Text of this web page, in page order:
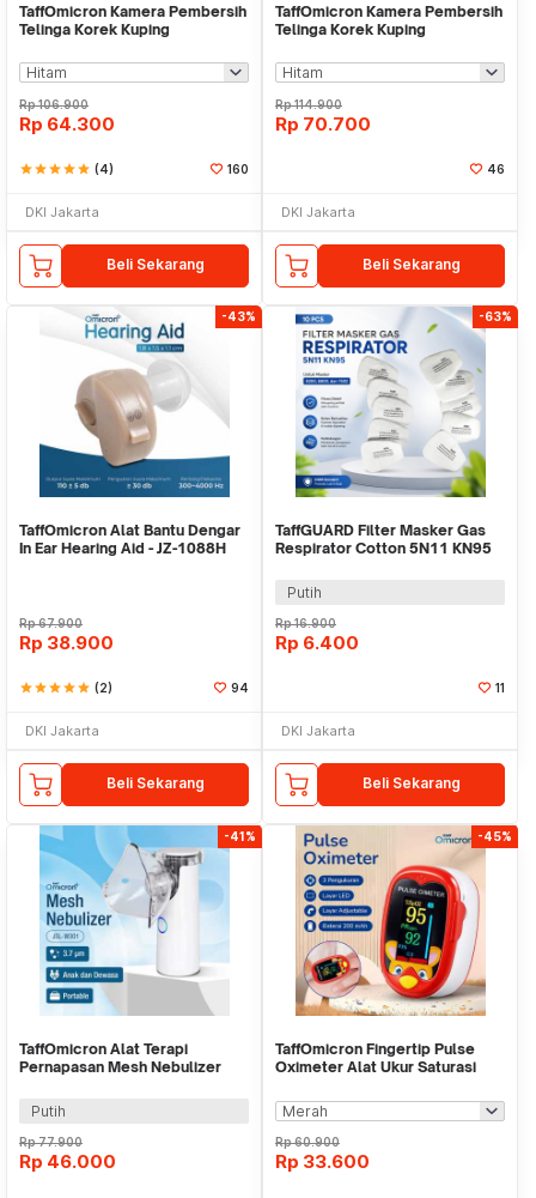
TaffOmicron Kamera Pembersih
Telinga Korek Kuping
Rp106.900
Rp 64.300
starstarstarstarstar (4) 160
DKI Jakarta
Beli Sekarang
TaffOmicron Kamera Pembersih
Telinga Korek Kuping
Rp114.900
Rp 70.700
46
DKI Jakarta
Beli Sekarang
-43%
TaffOmicron Alat Bantu Dengar
In Ear Hearing Aid - JZ-1088H
Rp67.900
Rp 38.900
starstarstarstarstar (2) 94
DKI Jakarta
Beli Sekarang
-63%
TaffGUARD Filter Masker Gas
Respirator Cotton 5N11 KN95
Putih
Rp16.900
Rp 6.400
11
DKI Jakarta
Beli Sekarang
-41%
TaffOmicron Alat Terapi
Pernapasan Mesh Nebulizer
Putih
Rp77.900
Rp 46.000
-45%
TaffOmicron Fingertip Pulse
Oximeter Alat Ukur Saturasi
Rp60.900
Rp 33.600